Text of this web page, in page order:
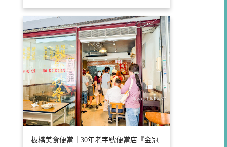
板橋美食便當｜30年老字號便當店『金冠